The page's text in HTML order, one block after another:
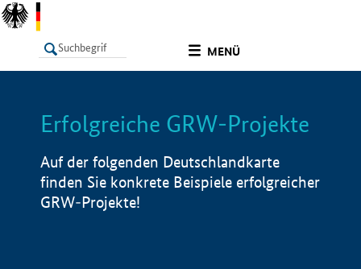
MENÜ
LISTE Info
Erfolgreiche GRW-Projekte
Auf der folgenden Deutschlandkarte
finden Sie konkrete Beispiele erfolgreicher
GRW-Projekte!